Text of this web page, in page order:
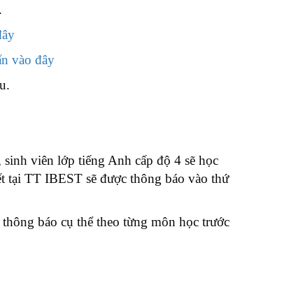
vào đây
viên lớp tiếng Anh cấp độ 4 sẽ học
TT IBEST sẽ được thông báo vào thứ
báo cụ thể theo từng môn học trước